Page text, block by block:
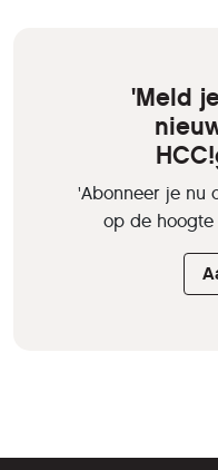
'Meld
'Abonneer je nu
op de hoogte